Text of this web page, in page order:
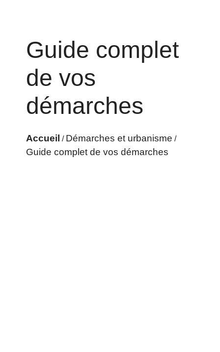
Guide complet
de vos
démarches
Accueil / Démarches et urbanisme /
Guide complet de vos démarches